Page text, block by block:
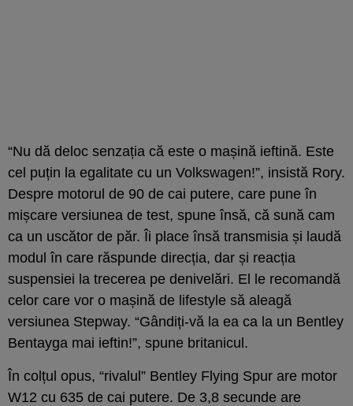
“Nu dă deloc senzația că este o mașină ieftină. Este
cel puțin la egalitate cu un Volkswagen!”, insistă Rory.
Despre motorul de 90 de cai putere, care pune în
mișcare versiunea de test, spune însă, că sună cam
ca un uscător de păr. Îi place însă transmisia și laudă
modul în care răspunde direcția, dar și reacția
suspensiei la trecerea pe denivelări. El le recomandă
celor care vor o mașină de lifestyle să aleagă
versiunea Stepway. “Gândiți-vă la ea ca la un Bentley
Bentayga mai ieftin!”, spune britanicul.
În colțul opus, “rivalul” Bentley Flying Spur are motor
W12 cu 635 de cai putere. De 3,8 secunde are